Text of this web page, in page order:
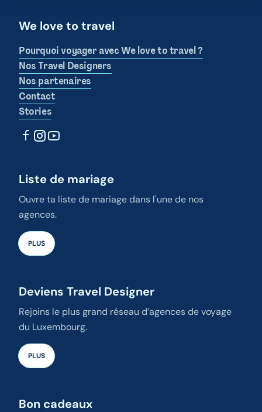
We love to travel
Pourquoi voyager avec We love to travel ?
Nos Travel Designers
Nos partenaires
Contact
Stories
Liste de mariage
Ouvre ta liste de mariage dans l'une de nos
agences.
PLUS
Deviens Travel Designer
Rejoins le plus grand réseau d’agences de voyage
du Luxembourg.
PLUS
Bon cadeaux